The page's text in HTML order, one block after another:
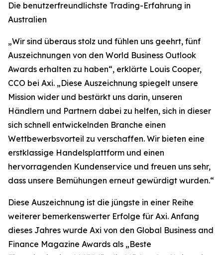
Die benutzerfreundlichste Trading-Erfahrung in
Australien
„Wir sind überaus stolz und fühlen uns geehrt, fünf
Auszeichnungen von den World Business Outlook
Awards erhalten zu haben“, erklärte Louis Cooper,
CCO bei Axi. „Diese Auszeichnung spiegelt unsere
Mission wider und bestärkt uns darin, unseren
Händlern und Partnern dabei zu helfen, sich in dieser
sich schnell entwickelnden Branche einen
Wettbewerbsvorteil zu verschaffen. Wir bieten eine
erstklassige Handelsplattform und einen
hervorragenden Kundenservice und freuen uns sehr,
dass unsere Bemühungen erneut gewürdigt wurden.“
Diese Auszeichnung ist die jüngste in einer Reihe
weiterer bemerkenswerter Erfolge für Axi. Anfang
dieses Jahres wurde Axi von den Global Business and
Finance Magazine Awards als „Beste